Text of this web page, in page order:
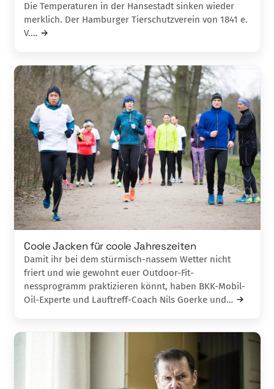
Die Temperaturen in der Hansestadt sinken wieder
merklich. Der Hamburger Tierschutzverein von 1841 e.
V.…
Coole Jacken für coole Jahreszeiten
Damit ihr bei dem stürmisch-nassem Wet­ter nicht
friert und wie gewohnt euer Outdoor-Fit­
nessprogramm praktizieren könnt, haben BKK-Mobil-
Oil-Experte und Lauftreff-Coach Nils Goerke und…